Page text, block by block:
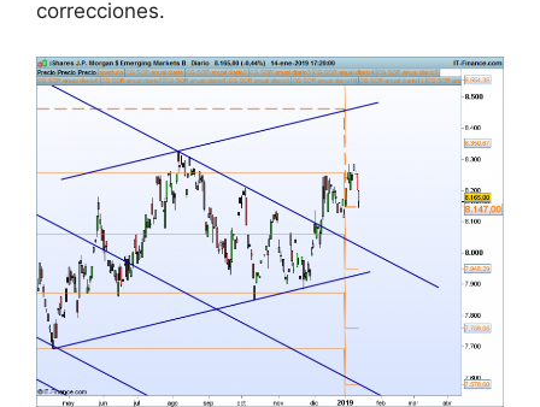
correcciones.